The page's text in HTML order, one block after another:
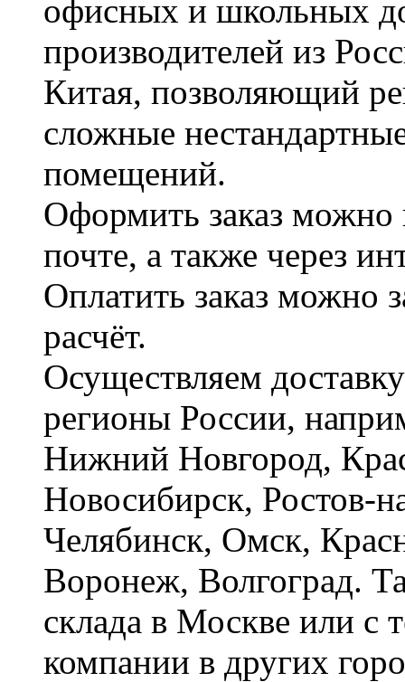
офисных и школьных
производителей из
Китая, позволяющий
сложные
помещений.
Оформить заказ можно
почте, а также через
Оплатить заказ можно
расчёт.
Осуществляем
регионы России,
Нижний Новгород,
Новосибирск, Ростов-
Челябинск, Омск,
Воронеж, Волгоград.
склада в Москве или с
компании в других